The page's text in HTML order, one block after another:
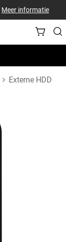
Meer informatie
Externe HDD